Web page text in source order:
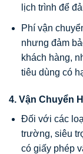
lịch trình để
Phí vận
nhưng đảm
khách hàng,
tiêu dùng có
4. Vận Chuyển
Đối với các
trường, siêu
có giấy phép